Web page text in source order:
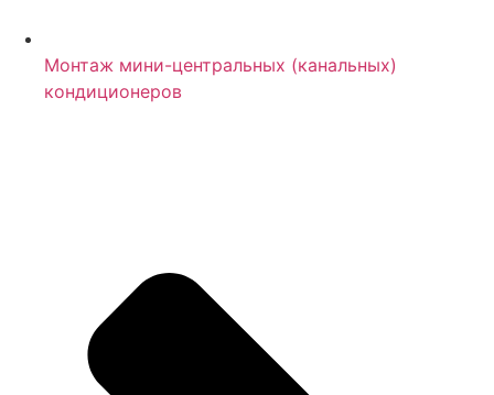
Монтаж мини-центральных (канальных)
кондиционеров